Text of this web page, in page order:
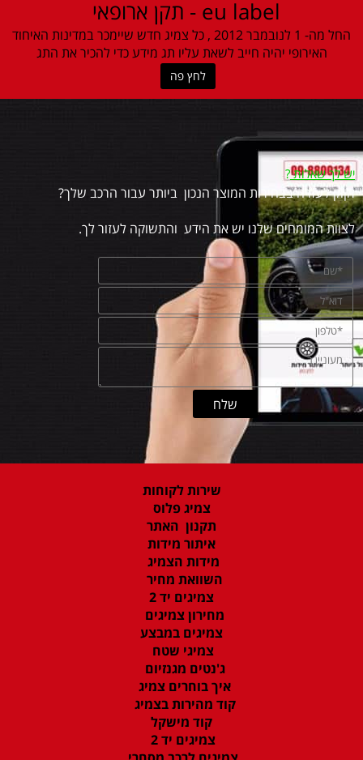
eu label - תקן ארופאי
החל מה- 1 לנובמבר 2012 , כל צמיג חדש שיימכר במדינות האיחוד
האירופי יהיה חייב לשאת עליו תג מידע כדי להכיר את התג
לחץ פה
יש לך שאלות?
זקוק לעזרה בבחירות המוצר הנכון ביותר עבור הרכב שלך?
לצוות המומחים שלנו יש את הידע והתשוקה לעזור לך.
שירות לקוחות
צמיג פלוס
תקנון האתר
איתור מידות
מידות הצמיג
השוואת מחיר
צמיגים יד 2
מחירון צמיגים
צמיגים במבצע
צמיגי שטח
ג'נטים מגנזיום
איך בוחרים צמיג
קוד מהירות בצמיג
קוד מישקל
צמיגים יד 2